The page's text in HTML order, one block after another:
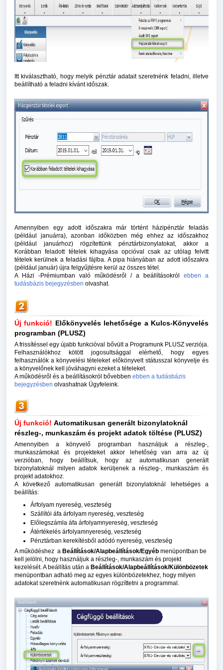
Itt kiválasztható, hogy melyik pénztár adatait szeretnénk feladni, illetve
beállítható a feladni kívánt időszak.
Amennyiben egy adott időszakra már történt házipénztár feladás
(például januárra), azonban időközben még ehhez az időszakhoz
(például januárhoz) rögzítettünk pénztárbizonylatokat, akkor a
Korábban feladott tételek kihagyása opcióval csak az utólag felvitt
tételek kerülnek a feladási fájlba. A pipa hiányában az adott időszakra
(például január) újra felgyűjtésre kerül az összes tétel.
A Házi -Prémiumban való működésről / a beállításokról
ebben a
tudásbázis bejegyzésben olvashat.
Új funkció! Előkönyvelés lehetősége a Kulcs-Könyvelés
programban (PLUSZ)
A frissítéssel egy újabb funkcióval bővült a Programunk PLUSZ verziója.
Felhasználókhoz kötött jogosultsággal elérhető, hogy egyes
felhasználók a könyvelési tételeket előkönyvelt státusszal könyvelje és
a könyvelőnek kell jóváhagyni ezeket a tételeket.
A működésről és a beállításokról bővebben ebben a tudásbázis
bejegyzésben olvashatnak Ügyfeleink.
Új funkció! Automatikusan generált bizonylatoknál
részleg-, munkaszám és projekt adatok töltése (PLUSZ)
Amennyiben a könyvelő programban használjuk a részleg-,
munkaszámokat és projekteket akkor lehetőség van arra az új
verzióban, hogy beállítsuk, hogy az automatikusan generált
bizonylatoknál milyen adatok kerüljenek a részleg-, munkaszám és
projekt adatokhoz.
A következő automatikusan generált bizonylatoknál lehetséges a
beállítás:
Árfolyam nyereség, veszteség
Szállítói áfa árfolyam nyereség, veszteség
Előlegszámla áfa árfolyamnyereség, veszteség
Átértékelés árfolyamnyereség, veszteség
Pénztárban kerekítésből adódó nyereség, veszteség
A működéshez a Beállítások/Alapbeállítások/Egyéb menüpontban be
kell jelölni, hogy használjuk a részleg-, munkaszám és projekt
kezelését. A beállítás után a Beállítások/Alapbeállítások/Különbözetek
menüpontban adható meg az egyes különbözetekhez, hogy milyen
adatokat szeretnénk automatikusan rögzíttetni a programmal.